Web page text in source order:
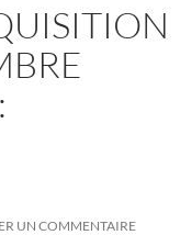
UN COMMENTAIRE